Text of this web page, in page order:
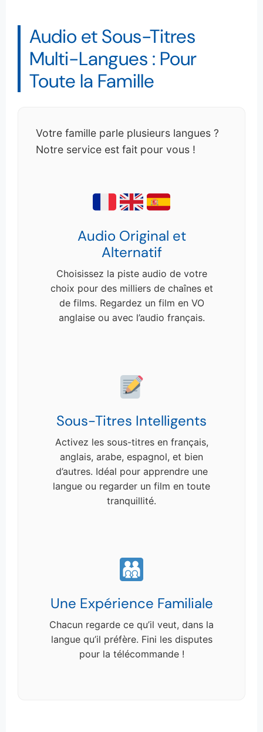
Audio et Sous-Titres
Multi-Langues : Pour
Toute la Famille
Votre famille parle plusieurs langues ?
Notre service est fait pour vous !
Audio Original et
Alternatif
Choisissez la piste audio de votre
choix pour des milliers de chaînes et
de films. Regardez un film en VO
anglaise ou avec l’audio français.
Sous-Titres Intelligents
Activez les sous-titres en français,
anglais, arabe, espagnol, et bien
d’autres. Idéal pour apprendre une
langue ou regarder un film en toute
tranquillité.
Une Expérience Familiale
Chacun regarde ce qu’il veut, dans la
langue qu’il préfère. Fini les disputes
pour la télécommande !